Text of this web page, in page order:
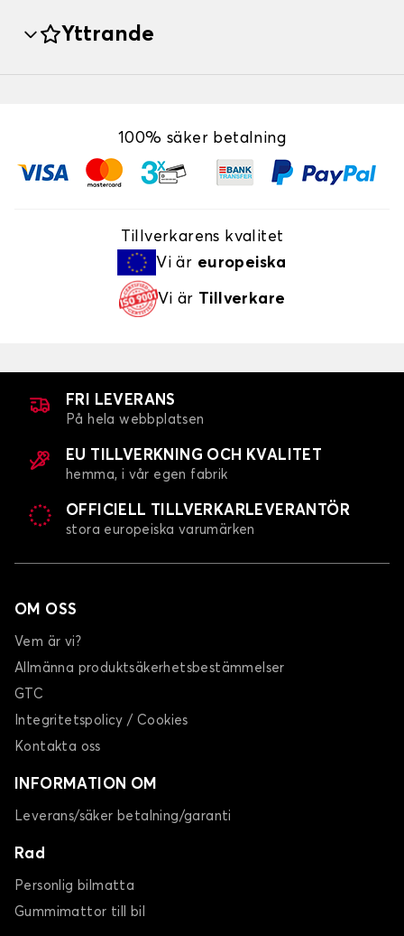
Yttrande
100% säker betalning
Tillverkarens kvalitet
Vi är europeiska
Vi är Tillverkare
FRI LEVERANS
På hela webbplatsen
EU TILLVERKNING OCH KVALITET
hemma, i vår egen fabrik
OFFICIELL TILLVERKARLEVERANTÖR
stora europeiska varumärken
OM OSS
Vem är vi?
Allmänna produktsäkerhetsbestämmelser
GTC
Integritetspolicy / Cookies
Kontakta oss
INFORMATION OM
Leverans/säker betalning/garanti
Rad
Personlig bilmatta
Gummimattor till bil